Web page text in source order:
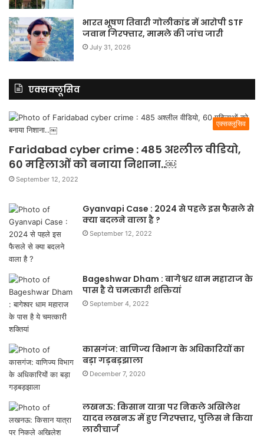
भारत भूषण तिवारी गोलीकांड में आरोपी STF
जवान गिरफ्तार, मामले की जांच जारी
July 31, 2026
एक्सक्लूसिव
एक्सक्लूसिव
Faridabad cyber crime : 485 अश्लील वीडियो,
60 महिलाओं को बनाया निशाना..￼
September 12, 2022
Gyanvapi Case : 2024 से पहले इस फैसले से
क्या बदलने वाला है ?
September 12, 2022
Bageshwar Dham : बागेश्वर धाम महाराज के
पास है ये चमत्कारी शक्तियां
September 4, 2022
कासगंज: वाणिज्य विभाग के अधिकारियों का
बड़ा गड़बड़झाला
December 7, 2020
लखनऊ: किसान यात्रा पर निकले अखिलेश
यादव लखनऊ में हुए गिरफ्तार, पुलिस ने किया
लाठीचार्ज